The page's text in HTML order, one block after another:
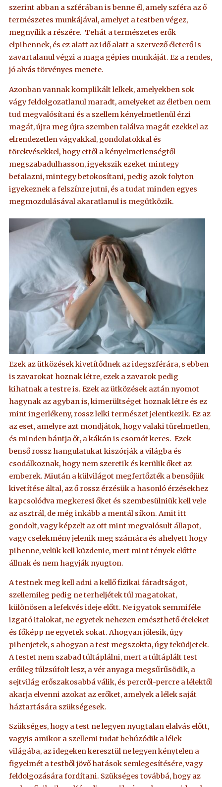
szerint abban a szférában is benne él, amely szféra az ő
természetes munkájával, amelyet a testben végez,
megnyílik a részére. Tehát a természetes erők
elpihennek, és ez alatt az idő alatt a szervező életerő is
zavartalanul végzi a maga gépies munkáját. Ez a rendes,
jó alvás törvényes menete.
Azonban vannak komplikált lelkek, amelyekben sok
vágy feldolgozatlanul maradt, amelyeket az életben nem
tud megvalósítani és a szellem kényelmetlenül érzi
magát, újra meg újra szemben találva magát ezekkel az
elrendezetlen vágyakkal, gondolatokkal és
törekvésekkel, hogy ettől a kényelmetlenségtől
megszabadulhasson, igyekszik ezeket mintegy
befalazni, mintegy betokosítani, pedig azok folyton
igyekeznek a felszínre jutni, és a tudat minden egyes
megmozdulásával akaratlanul is megütközik.
Ezek az ütközések kivetítődnek az idegszférára, s ebben
is zavarokat hoznak létre, ezek a zavarok pedig
kihatnak a testre is. Ezek az ütközések aztán nyomot
hagynak az agyban is, kimerültséget hoznak létre és ez
mint ingerlékeny, rossz lelki természet jelentkezik. Ez az
az eset, amelyre azt mondjátok, hogy valaki türelmetlen,
és minden bántja őt, a kákán is csomót keres. Ezek
benső rossz hangulatukat kiszórják a világba és
csodálkoznak, hogy nem szeretik és kerülik őket az
emberek. Miután a külvilágot megfertőzték a bensőjük
kivetítése által, az ő rossz érzésük a hasonló érzésekhez
kapcsolódva megkeresi őket és szembesülniük kell vele
az asztrál, de még inkább a mentál síkon. Amit itt
gondolt, vagy képzelt az ott mint megvalósult állapot,
vagy cselekmény jelenik meg számára és ahelyett hogy
pihenne, velük kell küzdenie, mert mint tények előtte
állnak és nem hagyják nyugton.
A testnek meg kell adni a kellő fizikai fáradtságot,
szellemileg pedig ne terheljétek túl magatokat,
különösen a lefekvés ideje előtt. Ne igyatok semmiféle
izgató italokat, ne egyetek nehezen emészthető ételeket
és főképp ne egyetek sokat. Ahogyan jólesik, úgy
pihenjetek, s ahogyan a test megszokta, úgy feküdjetek.
A testet nem szabad túltáplálni, mert a túltáplált test
erőileg túlzsúfolt lesz, a vér anyaga megsűrűsödik, a
sejtvilág erőszakosabbá válik, és percről-percre a lélektől
akarja elvenni azokat az erőket, amelyek a lélek saját
háztartására szükségesek.
Szükséges, hogy a test ne legyen nyugtalan elalvás előtt,
vagyis amikor a szellemi tudat behúzódik a lélek
világába, az idegeken keresztül ne legyen kénytelen a
figyelmét a testből jövő hatások semlegesítésére, vagy
feldolgozására fordítani. Szükséges továbbá, hogy az